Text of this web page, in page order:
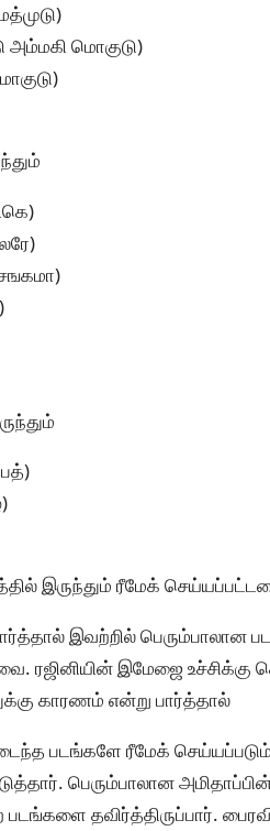
அம்மகி மொகுடு)
இருந்தும் ரீமேக்
இவற்றில் பெரும்பாலான
ரஜினியின் இமேஜை
காரணம் என்று பார்த்தால்
படங்களே ரீமேக்
பெரும்பாலான
தவிர்த்திருப்பார்.